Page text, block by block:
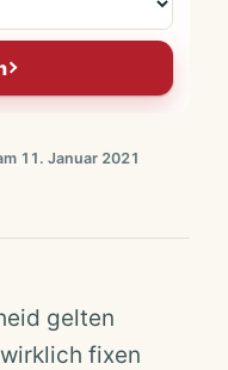
11. Januar 2021
gelten
fixen